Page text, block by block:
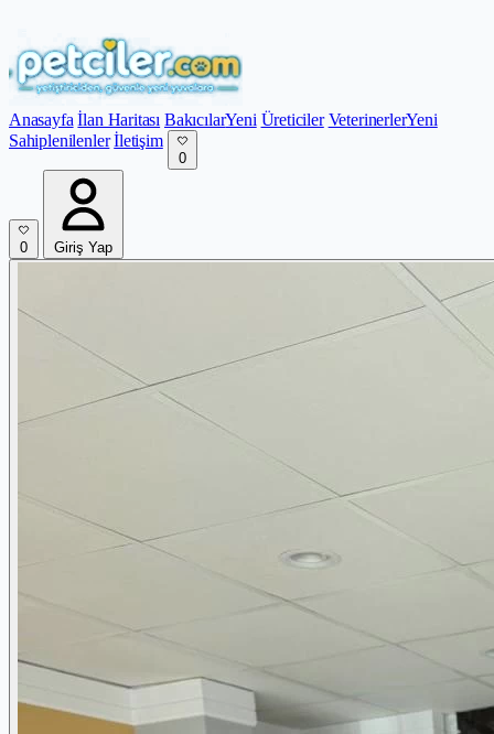
Anasayfa İlan Haritası BakıcılarYeni Üreticiler VeterinerlerYeni
Sahiplenilenler İletişim
0
0 Giriş Yap